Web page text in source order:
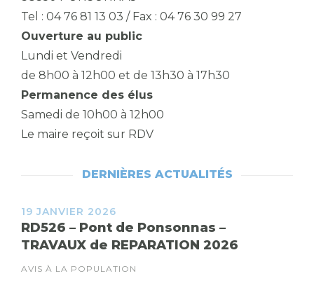
Tel : 04 76 81 13 03 / Fax : 04 76 30 99 27
Ouverture au public
Lundi et Vendredi
de 8h00 à 12h00 et de 13h30 à 17h30
Permanence des élus
Samedi de 10h00 à 12h00
Le maire reçoit sur RDV
DERNIÈRES ACTUALITÉS
19 JANVIER 2026
RD526 – Pont de Ponsonnas –
TRAVAUX de REPARATION 2026
AVIS À LA POPULATION